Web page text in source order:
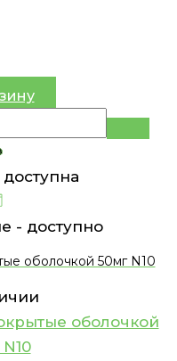
доступна
- доступно
оболочкой 50мг N10
оболочкой